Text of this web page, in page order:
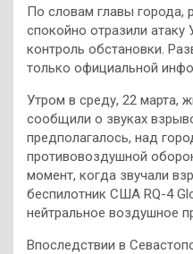
По словам главы города,
спокойно отразили
контроль обстановки.
только официальной
Утром в среду, 22 марта,
сообщили о звуках
предполагалось, над
противовоздушной
момент, когда звучали
беспилотник США RQ-4
нейтральное воздушное
Впоследствии в